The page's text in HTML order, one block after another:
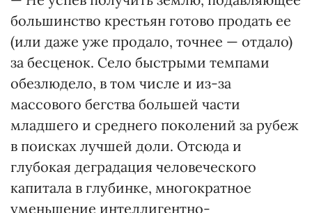
большинство крестьян готово продать ее
(или даже уже продало, точнее — отдало)
за бесценок. Село быстрыми темпами
обезлюдело, в том числе и из-за
массового бегства большей части
младшего и среднего поколений за рубеж
в поисках лучшей доли. Отсюда и
глубокая деградация человеческого
капитала в глубинке, многократное
уменьшение интеллигентно-